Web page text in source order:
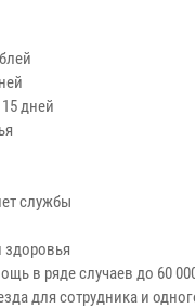
дней
службы
здоровья
в ряде случаев до 60
для сотрудника и